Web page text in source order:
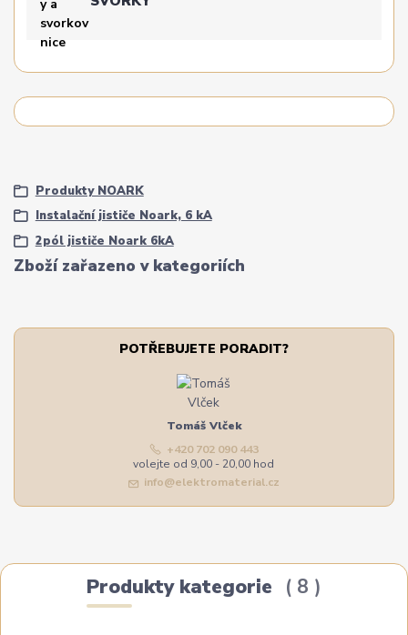
Zboží zařazeno v kategoriích
Produkty NOARK
Instalační jističe Noark, 6 kA
2pól jističe Noark 6kA
POTŘEBUJETE PORADIT?
Tomáš Vlček
+420 702 090 443
volejte od 9,00 - 20,00 hod
info@elektromaterial.cz
Produkty kategorie 8